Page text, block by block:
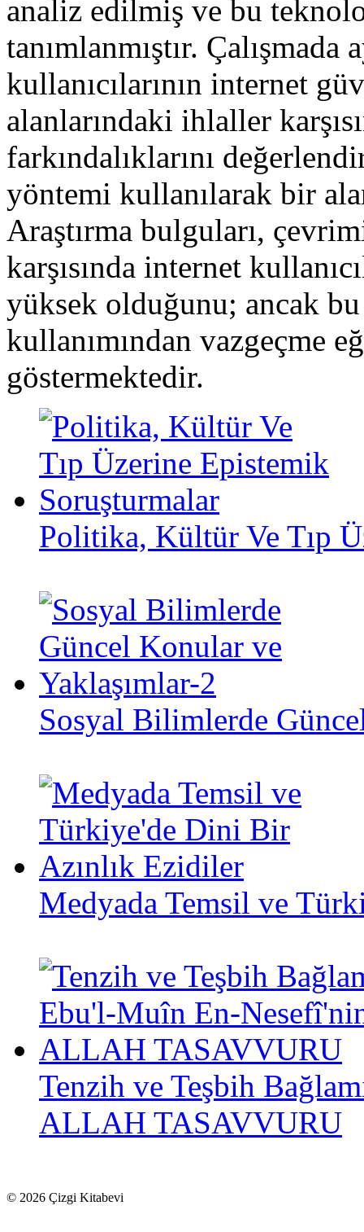
analiz edilmiş ve bu
tanımlanmıştır.
kullanıcılarının internet
alanlarındaki ihlaller
farkındalıklarını
yöntemi kullanılarak bir
Araştırma bulguları,
karşısında internet
yüksek olduğunu; ancak
kullanımından vazgeçme
göstermektedir.
Politika, Kültür Ve Tıp
Sosyal Bilimlerde
Medyada Temsil ve
Tenzih ve Teşbih
ALLAH TASAVVURU
© 2026 Çizgi Kitabevi